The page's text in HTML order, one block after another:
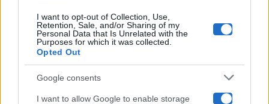
I want to opt-out of Collection, Use,
Retention, Sale, and/or Sharing of my
Personal Data that Is Unrelated with the
Purposes for which it was collected.
Opted Out
Google consents
I want to allow Google to enable storage
Grande Fratello
Isola Dei Famosi